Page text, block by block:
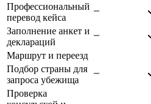
Профессиональный
перевод кейса
Заполнение анкет и
деклараций
Маршрут и переезд
Подбор страны для
запроса убежища
Проверка